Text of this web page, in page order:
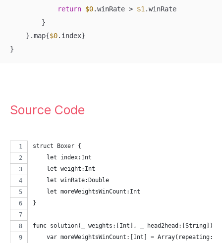
return $0.winRate > $1 .winRate
        }
    }.map{
$0.index}
}
Source Code
struct Boxer {
    let index:Int
    let weight:Int
    let winRate:Double
    let moreWeightsWinCount:Int
}
func solution(_ weights:[Int], _ head2head:[String])
var moreWeightsWinCount:[Int] = Array(repeating: